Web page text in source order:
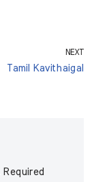
NEXT
Tamil Kavithaigal
Required